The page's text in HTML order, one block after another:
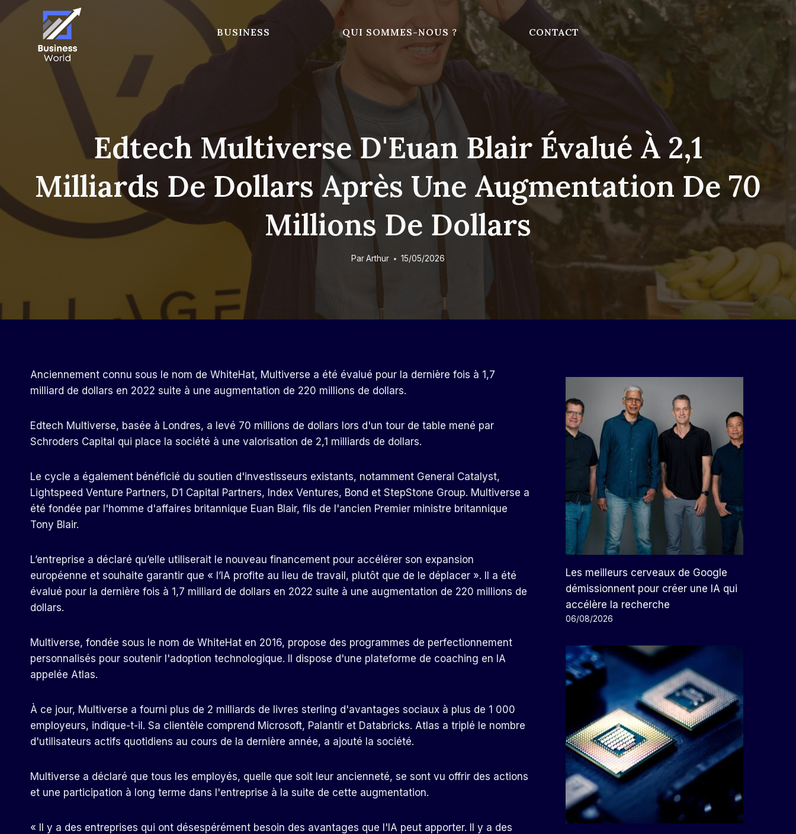
BUSINESS QUI SOMMES-NOUS ? CONTACT
Edtech Multiverse D'Euan Blair Évalué À 2,1
Milliards De Dollars Après Une Augmentation De 70
Millions De Dollars
ParArthur 15/05/2026
Anciennement connu sous le nom de WhiteHat, Multiverse a été évalué pour la dernière fois à 1,7
milliard de dollars en 2022 suite à une augmentation de 220 millions de dollars.
Edtech Multiverse, basée à Londres, a levé 70 millions de dollars lors d'un tour de table mené par
Schroders Capital qui place la société à une valorisation de 2,1 milliards de dollars.
Le cycle a également bénéficié du soutien d'investisseurs existants, notamment General Catalyst,
Lightspeed Venture Partners, D1 Capital Partners, Index Ventures, Bond et StepStone Group. Multiverse a
été fondée par l'homme d'affaires britannique Euan Blair, fils de l'ancien Premier ministre britannique
Tony Blair.
L’entreprise a déclaré qu’elle utiliserait le nouveau financement pour accélérer son expansion
européenne et souhaite garantir que « l’IA profite au lieu de travail, plutôt que de le déplacer ». Il a été
évalué pour la dernière fois à 1,7 milliard de dollars en 2022 suite à une augmentation de 220 millions de
dollars.
Multiverse, fondée sous le nom de WhiteHat en 2016, propose des programmes de perfectionnement
personnalisés pour soutenir l'adoption technologique. Il dispose d'une plateforme de coaching en IA
appelée Atlas.
À ce jour, Multiverse a fourni plus de 2 milliards de livres sterling d'avantages sociaux à plus de 1 000
employeurs, indique-t-il. Sa clientèle comprend Microsoft, Palantir et Databricks. Atlas a triplé le nombre
d'utilisateurs actifs quotidiens au cours de la dernière année, a ajouté la société.
Multiverse a déclaré que tous les employés, quelle que soit leur ancienneté, se sont vu offrir des actions
et une participation à long terme dans l'entreprise à la suite de cette augmentation.
« Il y a des entreprises qui ont désespérément besoin des avantages que l'IA peut apporter. Il y a des
Les meilleurs cerveaux de Google
démissionnent pour créer une IA qui
accélère la recherche
06/08/2026